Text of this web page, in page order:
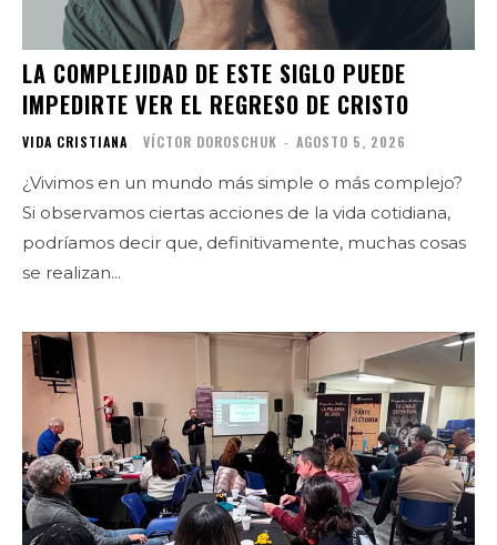
LA COMPLEJIDAD DE ESTE SIGLO PUEDE
IMPEDIRTE VER EL REGRESO DE CRISTO
VIDA CRISTIANA VÍCTOR DOROSCHUK - AGOSTO 5, 2026
¿Vivimos en un mundo más simple o más complejo?
Si observamos ciertas acciones de la vida cotidiana,
podríamos decir que, definitivamente, muchas cosas
se realizan...